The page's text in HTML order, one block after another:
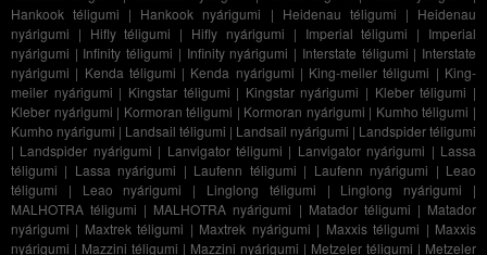
Hankook téligumi | Hankook nyárigumi | Heidenau téligumi | Heidenau
nyárigumi | Hifly téligumi | Hifly nyárigumi | Imperial téligumi | Imperial
nyárigumi | Infinity téligumi | Infinity nyárigumi | Interstate téligumi | Interstate
nyárigumi | Kenda téligumi | Kenda nyárigumi | King-meiler téligumi | King-
meiler nyárigumi | Kingstar téligumi | Kingstar nyárigumi | Kleber téligumi |
Kleber nyárigumi | Kormoran téligumi | Kormoran nyárigumi | Kumho téligumi |
Kumho nyárigumi | Landsail téligumi | Landsail nyárigumi | Landspider téligumi
| Landspider nyárigumi | Lanvigator téligumi | Lanvigator nyárigumi | Lassa
téligumi | Lassa nyárigumi | Laufenn téligumi | Laufenn nyárigumi | Leao
téligumi | Leao nyárigumi | Linglong téligumi | Linglong nyárigumi |
MALHOTRA téligumi | MALHOTRA nyárigumi | Matador téligumi | Matador
nyárigumi | Maxtrek téligumi | Maxtrek nyárigumi | Maxxis téligumi | Maxxis
nyárigumi | Mazzini téligumi | Mazzini nyárigumi | Metzeler téligumi | Metzeler